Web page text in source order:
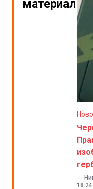
материалы
18:24